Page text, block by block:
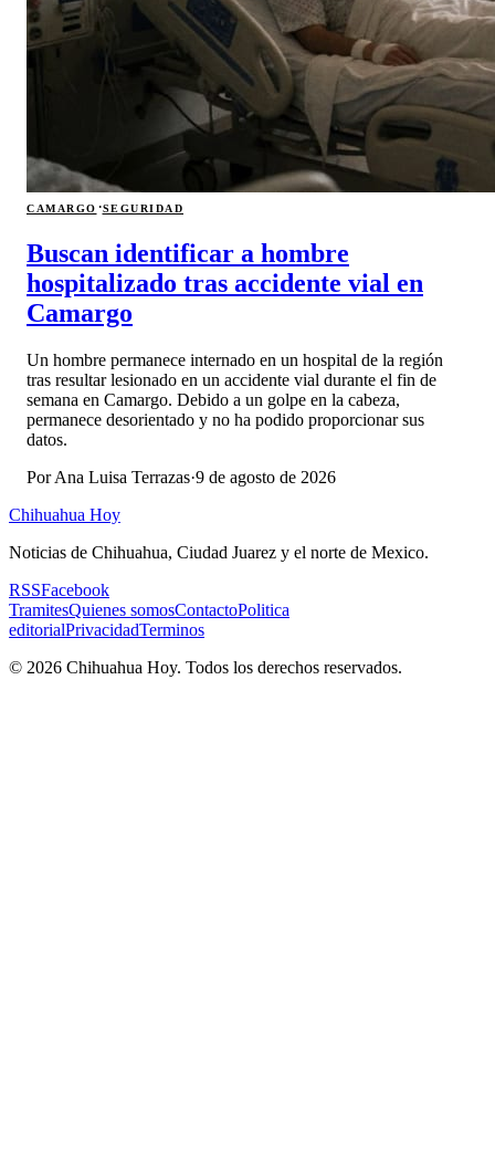
CAMARGO ·SEGURIDAD
Buscan identificar a hombre
hospitalizado tras accidente vial en
Camargo
Un hombre permanece internado en un hospital de la región
tras resultar lesionado en un accidente vial durante el fin de
semana en Camargo. Debido a un golpe en la cabeza,
permanece desorientado y no ha podido proporcionar sus
datos.
PorAna Luisa Terrazas·9 de agosto de 2026
Chihuahua Hoy
Noticias de Chihuahua, Ciudad Juarez y el norte de Mexico.
RSSFacebook
TramitesQuienes somosContactoPolitica
editorialPrivacidadTerminos
© 2026 Chihuahua Hoy. Todos los derechos reservados.